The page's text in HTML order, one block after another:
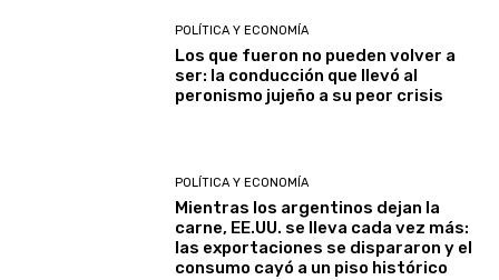
POLÍTICA Y ECONOMÍA
Los que fueron no pueden volver a
ser: la conducción que llevó al
peronismo jujeño a su peor crisis
POLÍTICA Y ECONOMÍA
Mientras los argentinos dejan la
carne, EE.UU. se lleva cada vez más:
las exportaciones se dispararon y el
consumo cayó a un piso histórico